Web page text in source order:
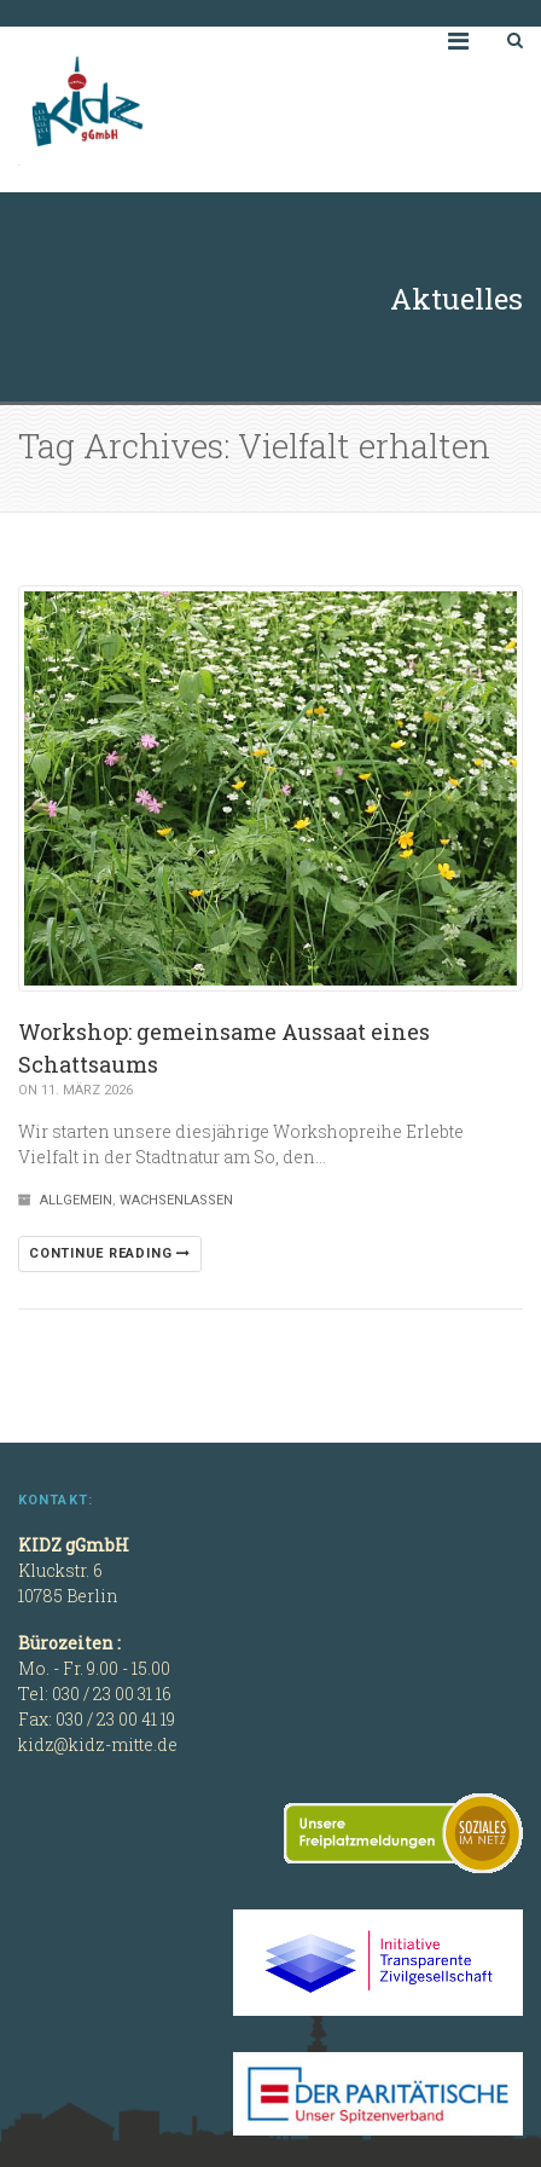
Aktuelles
Tag Archives: Vielfalt erhalten
Workshop: gemeinsame Aussaat eines
Schattsaums
ON 11. MÄRZ 2026
Wir starten unsere diesjährige Workshopreihe Erlebte
Vielfalt in der Stadtnatur am So, den…
ALLGEMEIN , WACHSENLASSEN
CONTINUE READING
KONTAKT:
KIDZ gGmbH
Kluckstr. 6
10785 Berlin
Bürozeiten :
Mo. - Fr. 9.00 - 15.00
Tel: 030 / 23 00 31 16
Fax: 030 / 23 00 41 19
kidz@kidz-mitte.de